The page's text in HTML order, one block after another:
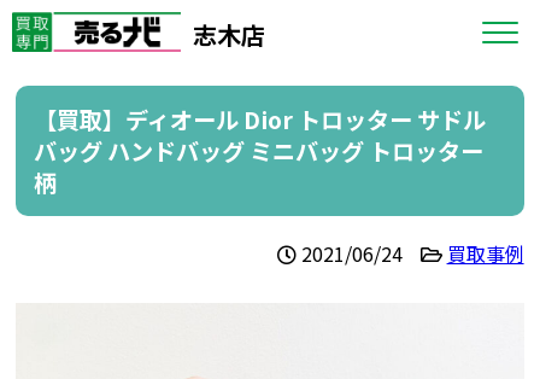
志木店
【買取】ディオール Dior トロッター サドル
バッグ ハンドバッグ ミニバッグ トロッター
柄
2021/06/24 買取事例